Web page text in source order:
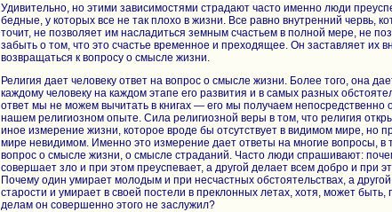
Удивительно, но этими зависимостями страдают часто именно люди
бедные, у которых все не так плохо в жизни. Все равно внутренний червь,
точит, не позволяет им насладиться земным счастьем в полной мере, не
забыть о том, что это счастье временное и преходящее. Он заставляет их
возвращаться к вопросу о смысле жизни.
Религия дает человеку ответ на вопрос о смысле жизни. Более того, она
каждому человеку на каждом этапе его развития и в самых разных
ответ мы не можем вычитать в книгах — его мы получаем непосредственно
нашем религиозном опыте. Сила религиозной веры в том, что религия
иное измерение жизни, которое вроде бы отсутствует в видимом мире, но
мире невидимом. Именно это измерение дает ответы на многие вопросы, в
вопрос о смысле жизни, о смысле страданий. Часто люди спрашивают:
совершает зло и при этом преуспевает, а другой делает всем добро и при
Почему один умирает молодым и при несчастных обстоятельствах, а другой
старости и умирает в своей постели в преклонных летах, хотя, может быть,
делам он совершенно этого не заслужил?